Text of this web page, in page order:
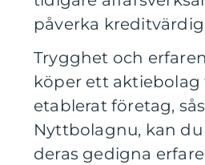
påverka
Trygghet och
köper ett aktiebolag
etablerat företag,
Nyttbolagnu, kan
deras gedigna